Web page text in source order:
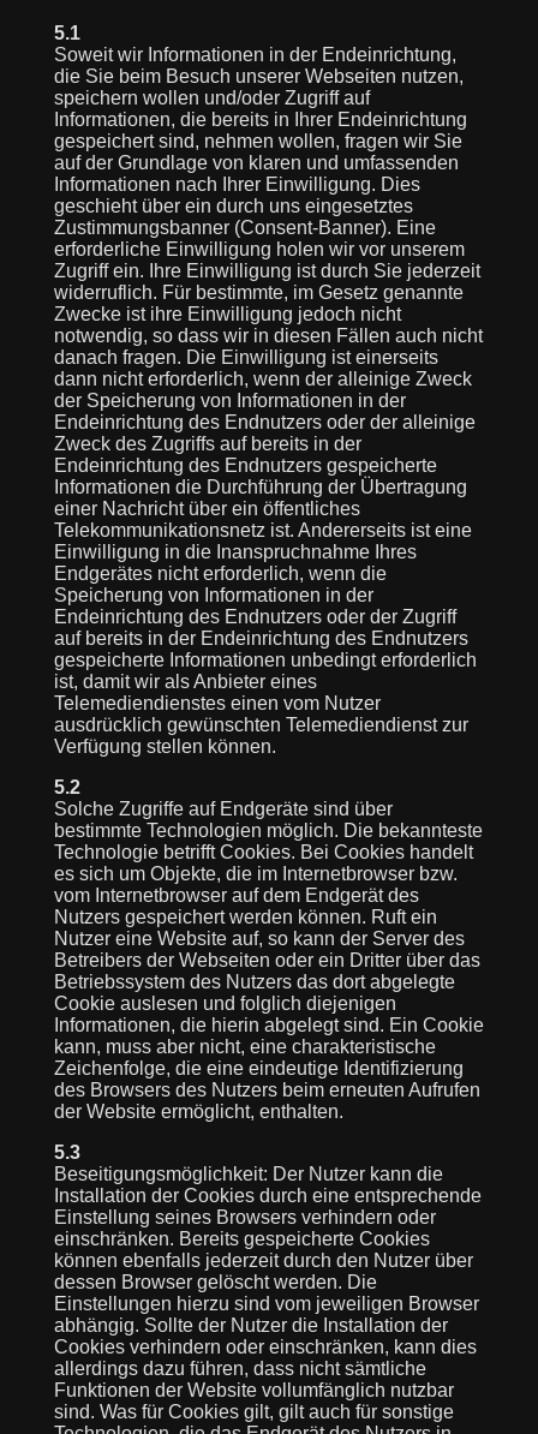
5.1
Soweit wir Informationen in der Endeinrichtung,
die Sie beim Besuch unserer Webseiten nutzen,
speichern wollen und/oder Zugriff auf
Informationen, die bereits in Ihrer Endeinrichtung
gespeichert sind, nehmen wollen, fragen wir Sie
auf der Grundlage von klaren und umfassenden
Informationen nach Ihrer Einwilligung. Dies
geschieht über ein durch uns eingesetztes
Zustimmungsbanner (Consent-Banner). Eine
erforderliche Einwilligung holen wir vor unserem
Zugriff ein. Ihre Einwilligung ist durch Sie jederzeit
widerruflich. Für bestimmte, im Gesetz genannte
Zwecke ist ihre Einwilligung jedoch nicht
notwendig, so dass wir in diesen Fällen auch nicht
danach fragen. Die Einwilligung ist einerseits
dann nicht erforderlich, wenn der alleinige Zweck
der Speicherung von Informationen in der
Endeinrichtung des Endnutzers oder der alleinige
Zweck des Zugriffs auf bereits in der
Endeinrichtung des Endnutzers gespeicherte
Informationen die Durchführung der Übertragung
einer Nachricht über ein öffentliches
Telekommunikationsnetz ist. Andererseits ist eine
Einwilligung in die Inanspruchnahme Ihres
Endgerätes nicht erforderlich, wenn die
Speicherung von Informationen in der
Endeinrichtung des Endnutzers oder der Zugriff
auf bereits in der Endeinrichtung des Endnutzers
gespeicherte Informationen unbedingt erforderlich
ist, damit wir als Anbieter eines
Telemediendienstes einen vom Nutzer
ausdrücklich gewünschten Telemediendienst zur
Verfügung stellen können.
5.2
Solche Zugriffe auf Endgeräte sind über
bestimmte Technologien möglich. Die bekannteste
Technologie betrifft Cookies. Bei Cookies handelt
es sich um Objekte, die im Internetbrowser bzw.
vom Internetbrowser auf dem Endgerät des
Nutzers gespeichert werden können. Ruft ein
Nutzer eine Website auf, so kann der Server des
Betreibers der Webseiten oder ein Dritter über das
Betriebssystem des Nutzers das dort abgelegte
Cookie auslesen und folglich diejenigen
Informationen, die hierin abgelegt sind. Ein Cookie
kann, muss aber nicht, eine charakteristische
Zeichenfolge, die eine eindeutige Identifizierung
des Browsers des Nutzers beim erneuten Aufrufen
der Website ermöglicht, enthalten.
5.3
Beseitigungsmöglichkeit: Der Nutzer kann die
Installation der Cookies durch eine entsprechende
Einstellung seines Browsers verhindern oder
einschränken. Bereits gespeicherte Cookies
können ebenfalls jederzeit durch den Nutzer über
dessen Browser gelöscht werden. Die
Einstellungen hierzu sind vom jeweiligen Browser
abhängig. Sollte der Nutzer die Installation der
Cookies verhindern oder einschränken, kann dies
allerdings dazu führen, dass nicht sämtliche
Funktionen der Website vollumfänglich nutzbar
sind. Was für Cookies gilt, gilt auch für sonstige